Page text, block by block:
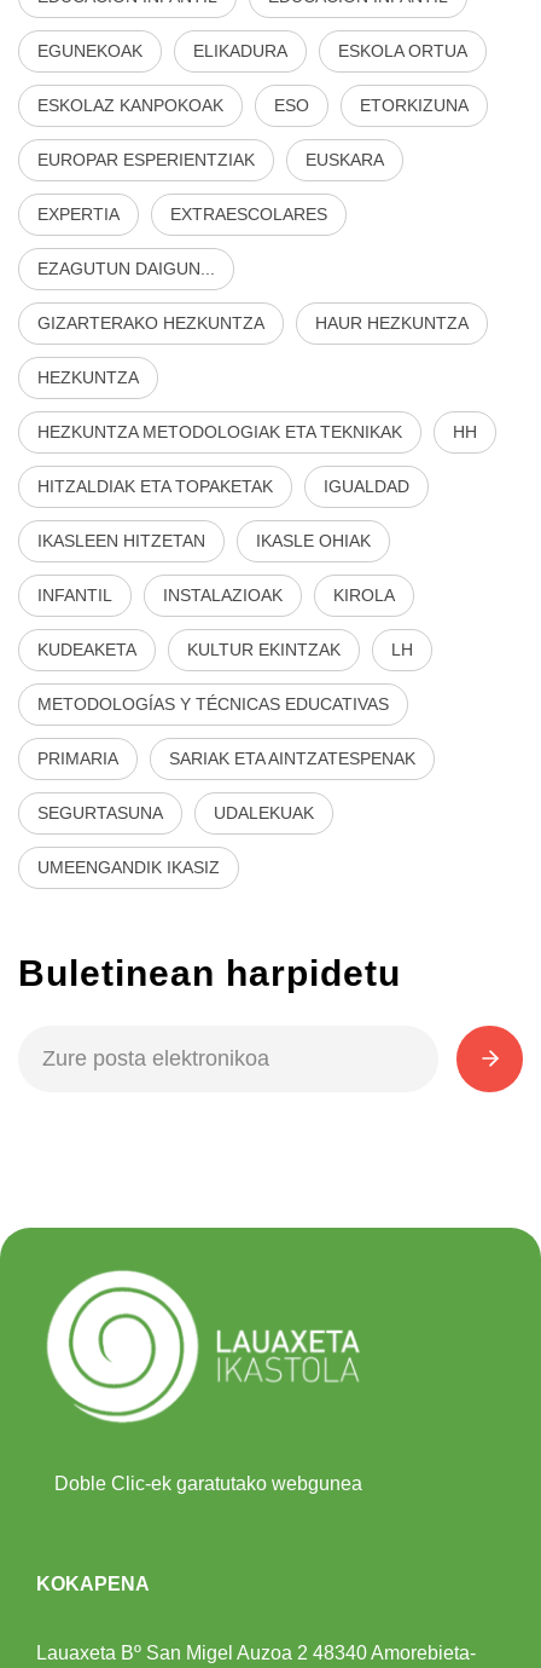
EGUNEKOAK ELIKADURA ESKOLA ORTUA
ESKOLAZ KANPOKOAK ESO ETORKIZUNA
EUROPAR ESPERIENTZIAK EUSKARA
EXPERTIA EXTRAESCOLARES
EZAGUTUN DAIGUN...
GIZARTERAKO HEZKUNTZA HAUR HEZKUNTZA
HEZKUNTZA
HEZKUNTZA METODOLOGIAK ETA TEKNIKAK HH
HITZALDIAK ETA TOPAKETAK IGUALDAD
IKASLEEN HITZETAN IKASLE OHIAK
INFANTIL INSTALAZIOAK KIROLA
KUDEAKETA KULTUR EKINTZAK LH
METODOLOGÍAS Y TÉCNICAS EDUCATIVAS
PRIMARIA SARIAK ETA AINTZATESPENAK
SEGURTASUNA UDALEKUAK
UMEENGANDIK IKASIZ
Buletinean harpidetu
Doble Clic-ek garatutako webgunea
KOKAPENA
Lauaxeta Bº San Migel Auzoa 2 48340 Amorebieta-